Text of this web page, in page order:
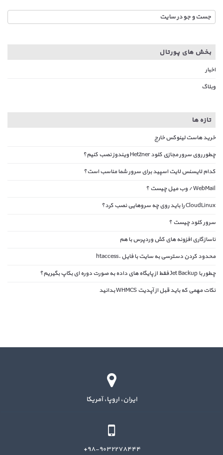
بخش های پورتال
اخبار
وبلاگ
تازه ها
خرید هاست لینوکس خارج
چطور روی سرور مجازی کلود Hetzner ویندوز نصب کنیم؟
کدام لایسنس لایت اسپید برای سرور شما مناسب است؟
WebMail / وب میل چیست ؟
CloudLinux را باید روی چه سروهایی نصب کرد؟
سرور کلود چیست ؟
ناسازگاری افزونه های کش وردپرس با هم
محدود کردن دسترسی به سایت با فایل .htaccess
چطور با Jet Backup فقط از پایگاه های داده به صورت دوره ای بکاپ بگیریم؟
نکات مهمی که باید قبل از آپدیت WHMCS بدانید
ایران، اروپا، آمریکا
۹۸-۹۰۳۲۲۷۸۴۴۴+